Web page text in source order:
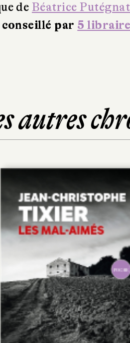
de Béatrice Putégnat
par 5
autres
POCHE